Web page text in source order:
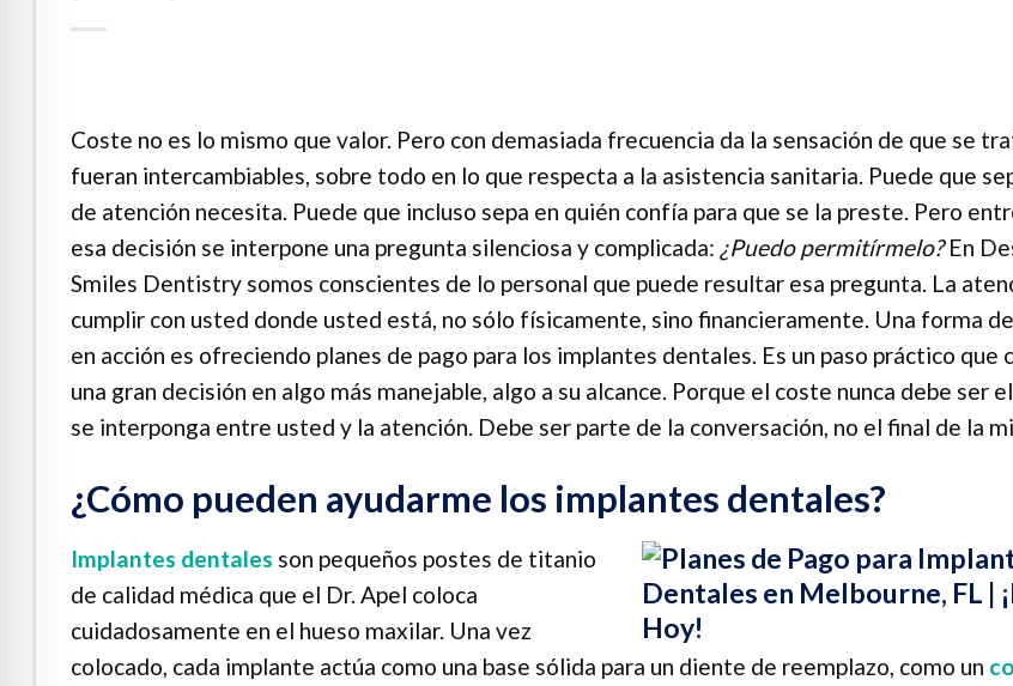
Coste no es lo mismo que valor. Pero con demasiada frecuencia da la sensación de que se
fueran intercambiables, sobre todo en lo que respecta a la asistencia sanitaria. Puede que
de atención necesita. Puede que incluso sepa en quién confía para que se la preste. Pero
esa decisión se interpone una pregunta silenciosa y complicada: ¿Puedo permitírmelo?En
Smiles Dentistry somos conscientes de lo personal que puede resultar esa pregunta. La
cumplir con usted donde usted está, no sólo físicamente, sino financieramente. Una forma
en acción es ofreciendo planes de pago para los implantes dentales. Es un paso práctico que
una gran decisión en algo más manejable, algo a su alcance. Porque el coste nunca debe ser
se interponga entre usted y la atención. Debe ser parte de la conversación, no el final de la
¿Cómo pueden ayudarme los implantes dentales?
Implantes dentales son pequeños postes de titanio
de calidad médica que el Dr. Apel coloca
cuidadosamente en el hueso maxilar. Una vez
colocado, cada implante actúa como una base sólida para un diente de reemplazo, como un
Mode